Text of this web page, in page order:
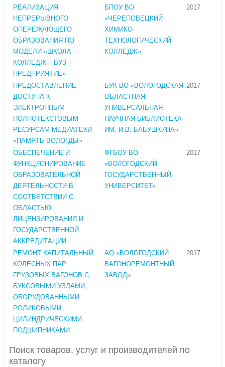
РЕАЛИЗАЦИЯ
НЕПРЕРЫВНОГО
ОПЕРЕЖАЮЩЕГО
ОБРАЗОВАНИЯ ПО
МОДЕЛИ «ШКОЛА –
КОЛЛЕДЖ – ВУЗ –
ПРЕДПРИЯТИЕ»
БПОУ ВО
«ЧЕРЕПОВЕЦКИЙ
ХИМИКО-
ТЕХНОЛОГИЧЕСКИЙ
КОЛЛЕДЖ»
2017
ПРЕДОСТАВЛЕНИЕ
ДОСТУПА К
ЭЛЕКТРОННЫМ
ПОЛНОТЕКСТОВЫМ
РЕСУРСАМ МЕДИАТЕКИ
«ПАМЯТЬ ВОЛОГДЫ»
БУК ВО «ВОЛОГОДСКАЯ
ОБЛАСТНАЯ
УНИВЕРСАЛЬНАЯ
НАУЧНАЯ БИБЛИОТЕКА
ИМ. И.В. БАБУШКИНА»
2017
ОБЕСПЕЧЕНИЕ И
ФУНКЦИОНИРОВАНИЕ
ОБРАЗОВАТЕЛЬНОЙ
ДЕЯТЕЛЬНОСТИ В
СООТВЕТСТВИИ С
ОБЛАСТЬЮ
ЛИЦЕНЗИРОВАНИЯ И
ГОСУДАРСТВЕННОЙ
АККРЕДИТАЦИИ
ФГБОУ ВО
«ВОЛОГОДСКИЙ
ГОСУДАРСТВЕННЫЙ
УНИВЕРСИТЕТ»
2017
РЕМОНТ КАПИТАЛЬНЫЙ
КОЛЕСНЫХ ПАР
ГРУЗОВЫХ ВАГОНОВ С
БУКСОВЫМИ УЗЛАМИ,
ОБОРУДОВАННЫМИ
РОЛИКОВЫМИ
ЦИЛИНДРИЧЕСКИМИ
ПОДШИПНИКАМИ
АО «ВОЛОГОДСКИЙ
ВАГОНОРЕМОНТНЫЙ
ЗАВОД»
2017
Поиск товаров, услуг и производителей по
каталогу